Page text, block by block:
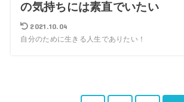
の気持ちには素直でいたい
2021.10.04
自分のために生きる人生でありたい！